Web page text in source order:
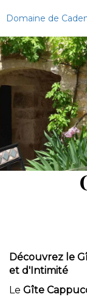
Domaine de
Découvrez le
et d'Intimité
Le Gîte